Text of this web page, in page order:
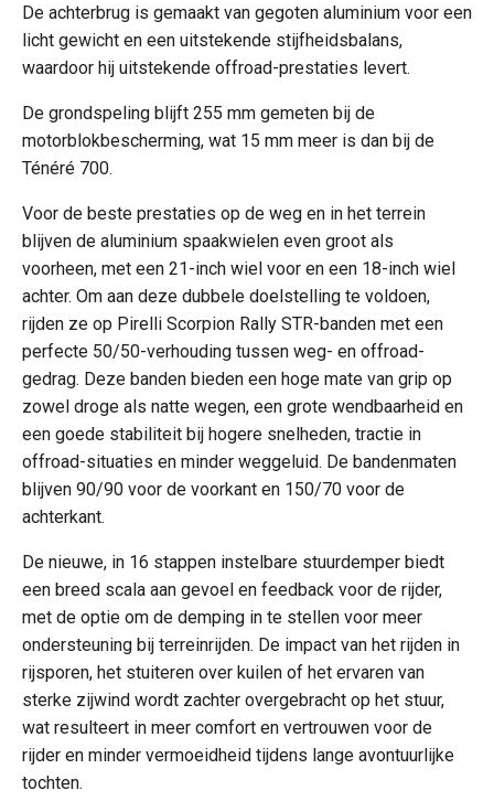
De achterbrug is gemaakt van gegoten aluminium voor een
licht gewicht en een uitstekende stijfheidsbalans,
waardoor hij uitstekende offroad-prestaties levert.
De grondspeling blijft 255 mm gemeten bij de
motorblokbescherming, wat 15 mm meer is dan bij de
Ténéré 700.
Voor de beste prestaties op de weg en in het terrein
blijven de aluminium spaakwielen even groot als
voorheen, met een 21-inch wiel voor en een 18-inch wiel
achter. Om aan deze dubbele doelstelling te voldoen,
rijden ze op Pirelli Scorpion Rally STR-banden met een
perfecte 50/50-verhouding tussen weg- en offroad-
gedrag. Deze banden bieden een hoge mate van grip op
zowel droge als natte wegen, een grote wendbaarheid en
een goede stabiliteit bij hogere snelheden, tractie in
offroad-situaties en minder weggeluid. De bandenmaten
blijven 90/90 voor de voorkant en 150/70 voor de
achterkant.
De nieuwe, in 16 stappen instelbare stuurdemper biedt
een breed scala aan gevoel en feedback voor de rijder,
met de optie om de demping in te stellen voor meer
ondersteuning bij terreinrijden. De impact van het rijden in
rijsporen, het stuiteren over kuilen of het ervaren van
sterke zijwind wordt zachter overgebracht op het stuur,
wat resulteert in meer comfort en vertrouwen voor de
rijder en minder vermoeidheid tijdens lange avontuurlijke
tochten.